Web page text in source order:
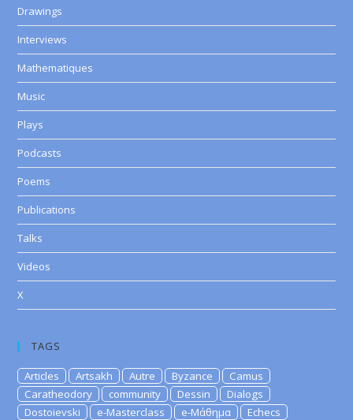
Drawings
Interviews
Mathematiques
Music
Plays
Podcasts
Poems
Publications
Talks
Videos
X
TAGS
Articles Artsakh Autre Byzance
Camus
Caratheodory
community Dessin
Dialogs
Dostoievski
e-Masterclass e-Μάθημα
Echecs